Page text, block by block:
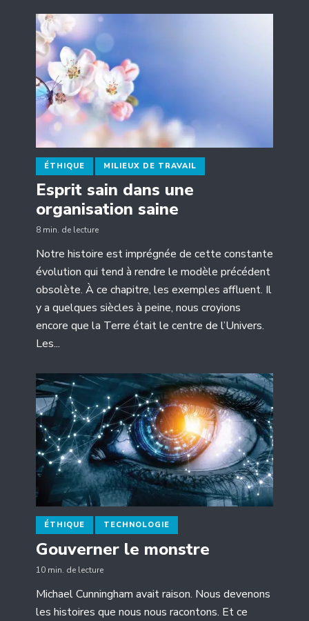
ÉTHIQUE MILIEUX DE TRAVAIL
Esprit sain dans une
organisation saine
8 min. de lecture
Notre histoire est imprégnée de cette constante
évolution qui tend à rendre le modèle précédent
obsolète. À ce chapitre, les exemples affluent. Il
y a quelques siècles à peine, nous croyions
encore que la Terre était le centre de l’Univers.
Les...
ÉTHIQUE TECHNOLOGIE
Gouverner le monstre
10 min. de lecture
Michael Cunningham avait raison. Nous devenons
les histoires que nous nous racontons. Et ce